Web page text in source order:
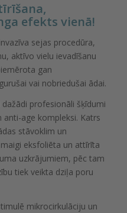
efekts vienā!
sejas procedūra,
aktīvo vielu ievadīšanu
gan
vai nobriedušai ādai.
profesionāli šķīdumi
age kompleksi. Katrs
stāvoklim un
eksfoliēta un attīrīta
uzkrājumiem, pēc tam
tiek veikta dziļa poru
mikrocirkulāciju un